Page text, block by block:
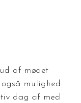
af mødet
mulighed
dag af med